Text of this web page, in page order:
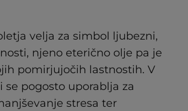
velja za simbol ljubezni,
njeno eterično olje pa je
pomirjujočih lastnostih. V
se pogosto uporablja za
stresa ter